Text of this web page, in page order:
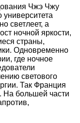
Чжэ Чжу
университета
светлеет, а
ночной яркости,
страны,
Одновременно
где ночное
светового
Так Франция
На большей части